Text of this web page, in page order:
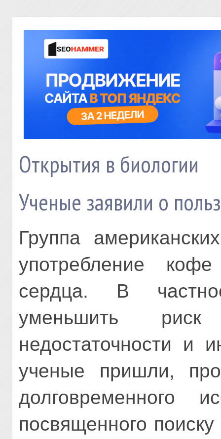
Открытия в биологии
Ученые заявили о
Группа
употребление
сердца. В
уменьшить риск
недостаточности и
ученые пришли,
долговременного
посвященного